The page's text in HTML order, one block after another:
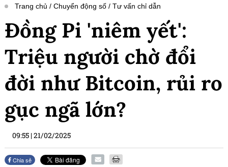
Trang chủ Chuyển động số Tư vấn chỉ dẫn
Đồng Pi 'niêm yết':
Triệu người chờ đổi
đời như Bitcoin, rủi ro
gục ngã lớn?
09:55 |21/02/2025
Chia sẻ